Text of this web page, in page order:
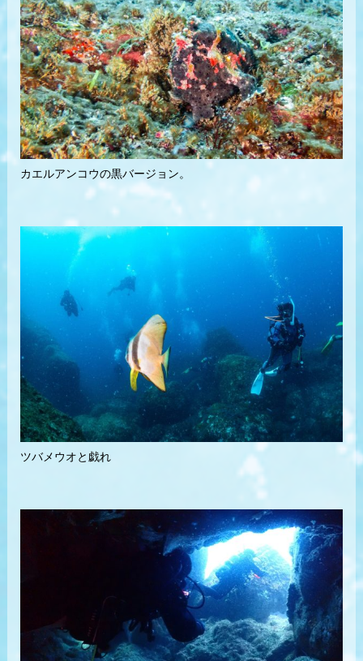
カエルアンコウの黒バージョン。
ツバメウオと戯れ